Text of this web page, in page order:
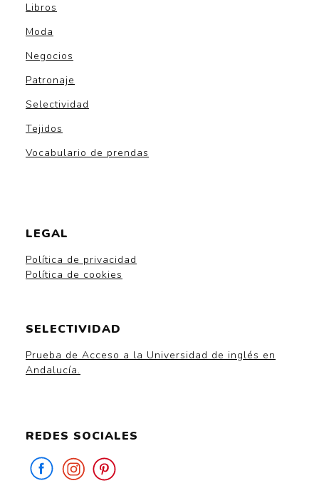
Libros
Moda
Negocios
Patronaje
Selectividad
Tejidos
Vocabulario de prendas
LEGAL
Política de privacidad
Política de cookies
SELECTIVIDAD
Prueba de Acceso a la Universidad de inglés en
Andalucía.
REDES SOCIALES